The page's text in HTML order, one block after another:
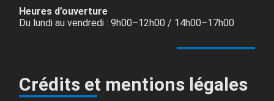
Heures d’ouverture
Du lundi au vendredi : 9h00–12h00 / 14h00–17h00
Crédits et mentions légales